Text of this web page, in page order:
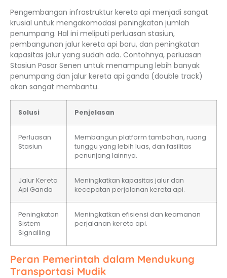
Pengembangan infrastruktur kereta api menjadi sangat
krusial untuk mengakomodasi peningkatan jumlah
penumpang. Hal ini meliputi perluasan stasiun,
pembangunan jalur kereta api baru, dan peningkatan
kapasitas jalur yang sudah ada. Contohnya, perluasan
Stasiun Pasar Senen untuk menampung lebih banyak
penumpang dan jalur kereta api ganda (double track)
akan sangat membantu.
Solusi Penjelasan
Perluasan
Stasiun
Membangun platform tambahan, ruang
tunggu yang lebih luas, dan fasilitas
penunjang lainnya.
Jalur Kereta
Api Ganda
Meningkatkan kapasitas jalur dan
kecepatan perjalanan kereta api.
Peningkatan
Sistem
Signalling
Meningkatkan efisiensi dan keamanan
perjalanan kereta api.
Peran Pemerintah dalam Mendukung
Transportasi Mudik